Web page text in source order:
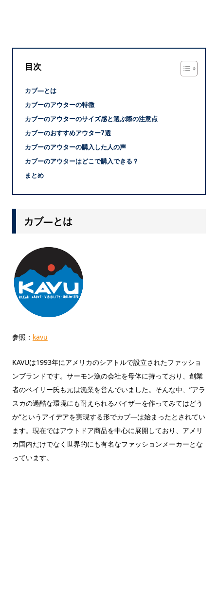
目次
カブ―とは
カブーのアウターの特徴
カブーのアウターのサイズ感と選ぶ際の注意点
カブーのおすすめアウター7選
カブーのアウターの購入した人の声
カブーのアウターはどこで購入できる？
まとめ
カブ―とは
参照： kavu
KAVUは1993年にアメリカのシアトルで設立されたファッショ
ンブランドです。 サーモン漁の会社を母体に持っており、創業
者のベイリー氏も元は漁業を営んでいました。そんな中、 ”アラ
スカの過酷な環境にも耐えられるバイザーを作ってみてはどう
か”というアイデアを実現する形でカブ―は始まったとされてい
ます。現在ではアウトドア商品を中心に展開しており、アメリ
カ国内だけでなく世界的にも有名なファッションメーカーとな
っています。